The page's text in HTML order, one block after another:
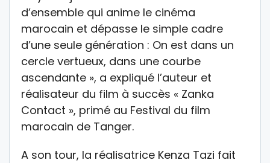
d’ensemble qui anime le cinéma
marocain et dépasse le simple cadre
d’une seule génération : On est dans un
cercle vertueux, dans une courbe
ascendante », a expliqué l’auteur et
réalisateur du film à succès « Zanka
Contact », primé au Festival du film
marocain de Tanger.
A son tour, la réalisatrice Kenza Tazi fait